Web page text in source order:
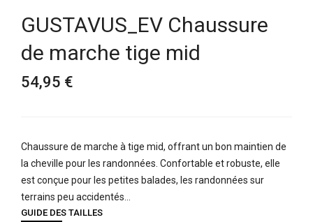
GUSTAVUS_EV Chaussure
de marche tige mid
54,95 €
Chaussure de marche à tige mid, offrant un bon maintien de
la cheville pour les randonnées. Confortable et robuste, elle
est conçue pour les petites balades, les randonnées sur
terrains peu accidentés...
GUIDE DES TAILLES